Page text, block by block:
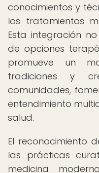
conocimientos y
los tratamientos
Esta integración
de opciones
promueve un
tradiciones y
comunidades,
entendimiento
salud.
El reconocimiento
las prácticas
medicina